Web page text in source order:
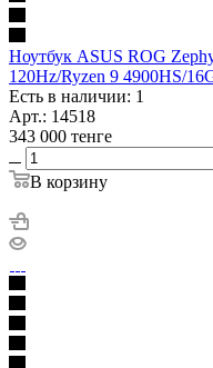
Ноутбук ASUS ROG
120Hz/Ryzen 9 4900HS/
Есть в наличии: 1
Арт.: 14518
343 000 тенге
В корзину